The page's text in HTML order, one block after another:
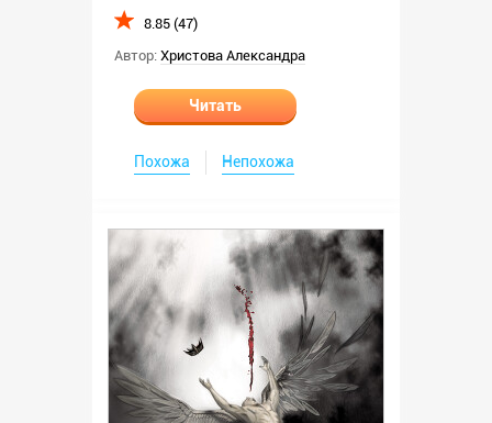
8.85 (47)
Автор: Христова Александра
Читать
Похожа Непохожа